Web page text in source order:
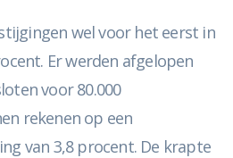
wel voor het eerst in
Er werden afgelopen
voor 80.000
rekenen op een
van 3,8 procent. De krapte